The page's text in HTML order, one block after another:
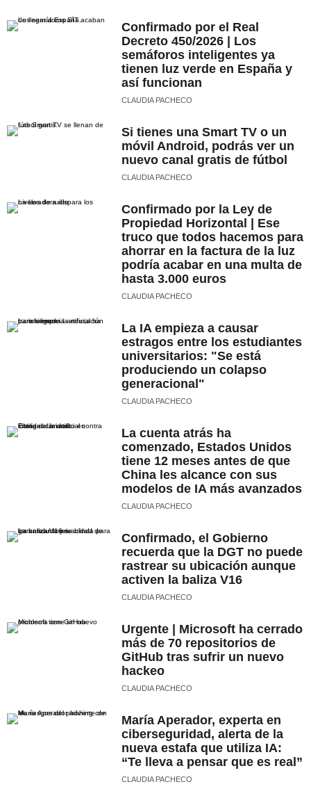
Confirmado por el Real
Decreto 450/2026 | Los
semáforos inteligentes ya
tienen luz verde en España y
así funcionan
CLAUDIA PACHECO
Si tienes una Smart TV o un
móvil Android, podrás ver un
nuevo canal gratis de fútbol
CLAUDIA PACHECO
Confirmado por la Ley de
Propiedad Horizontal | Ese
truco que todos hacemos para
ahorrar en la factura de la luz
podría acabar en una multa de
hasta 3.000 euros
CLAUDIA PACHECO
La IA empieza a causar
estragos entre los estudiantes
universitarios: "Se está
produciendo un colapso
generacional"
CLAUDIA PACHECO
La cuenta atrás ha
comenzado, Estados Unidos
tiene 12 meses antes de que
China les alcance con sus
modelos de IA más avanzados
CLAUDIA PACHECO
Confirmado, el Gobierno
recuerda que la DGT no puede
rastrear su ubicación aunque
activen la baliza V16
CLAUDIA PACHECO
Urgente | Microsoft ha cerrado
más de 70 repositorios de
GitHub tras sufrir un nuevo
hackeo
CLAUDIA PACHECO
María Aperador, experta en
ciberseguridad, alerta de la
nueva estafa que utiliza IA:
“Te lleva a pensar que es real”
CLAUDIA PACHECO